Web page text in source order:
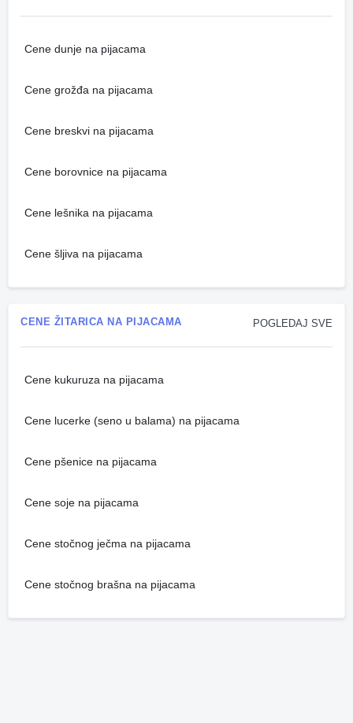
Cene dunje na pijacama
Cene grožđa na pijacama
Cene breskvi na pijacama
Cene borovnice na pijacama
Cene lešnika na pijacama
Cene šljiva na pijacama
POGLEDAJ SVE
CENE ŽITARICA NA PIJACAMA
Cene kukuruza na pijacama
Cene lucerke (seno u balama) na pijacama
Cene pšenice na pijacama
Cene soje na pijacama
Cene stočnog ječma na pijacama
Cene stočnog brašna na pijacama